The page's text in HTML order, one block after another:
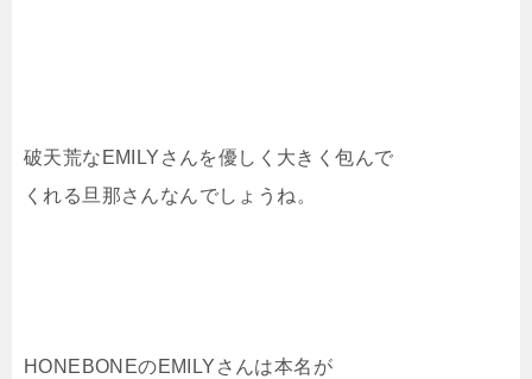
破天荒なEMILYさんを優しく大きく包んで
くれる旦那さんなんでしょうね。
HONEBONEのEMILYさんは本名が